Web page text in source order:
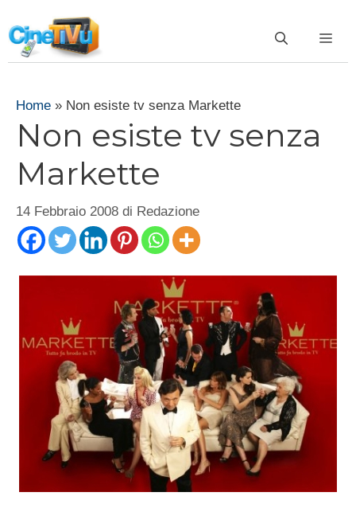
al
contenuto
Home » Non esiste tv senza Markette
Non esiste tv senza
Markette
14 Febbraio 2008 di Redazione